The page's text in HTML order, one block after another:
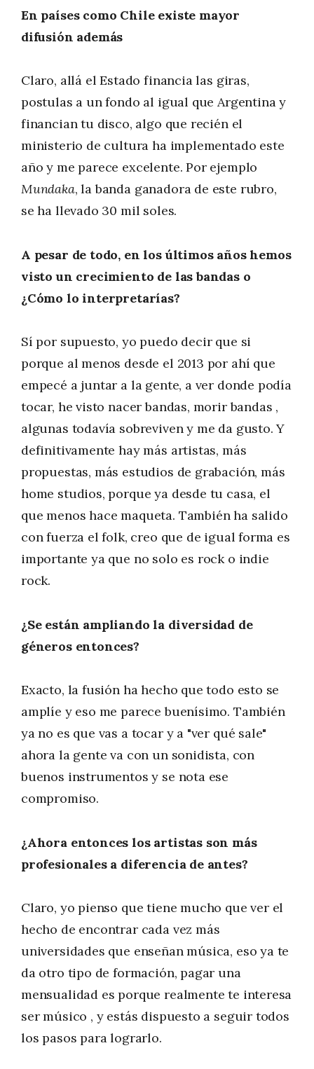
En países como Chile existe mayor
difusión además
Claro, allá el Estado financia las giras,
postulas a un fondo al igual que Argentina y
financian tu disco, algo que recién el
ministerio de cultura ha implementado este
año y me parece excelente. Por ejemplo
Mundaka, la banda ganadora de este rubro,
se ha llevado 30 mil soles.
A pesar de todo, en los últimos años hemos
visto un crecimiento de las bandas o
¿Cómo lo interpretarías?
Sí por supuesto, yo puedo decir que si
porque al menos desde el 2013 por ahí que
empecé a juntar a la gente, a ver donde podía
tocar, he visto nacer bandas, morir bandas ,
algunas todavía sobreviven y me da gusto. Y
definitivamente hay más artistas, más
propuestas, más estudios de grabación, más
home studios, porque ya desde tu casa, el
que menos hace maqueta. También ha salido
con fuerza el folk, creo que de igual forma es
importante ya que no solo es rock o indie
rock.
¿Se están ampliando la diversidad de
géneros entonces?
Exacto, la fusión ha hecho que todo esto se
amplíe y eso me parece buenísimo. También
ya no es que vas a tocar y a "ver qué sale"
ahora la gente va con un sonidista, con
buenos instrumentos y se nota ese
compromiso.
¿Ahora entonces los artistas son más
profesionales a diferencia de antes?
Claro, yo pienso que tiene mucho que ver el
hecho de encontrar cada vez más
universidades que enseñan música, eso ya te
da otro tipo de formación, pagar una
mensualidad es porque realmente te interesa
ser músico , y estás dispuesto a seguir todos
los pasos para lograrlo.